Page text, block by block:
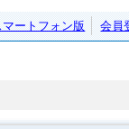
マートフォン版 会員